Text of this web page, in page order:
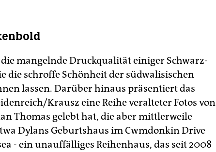
mangelnde Druckqualität einiger Schwarz-
die schroffe Schönheit der südwalisischen
lassen. Darüber hinaus präsentiert das
Krausz eine Reihe veralteter Fotos von
Thomas gelebt hat, die aber mittlerweile
Dylans Geburtshaus im Cwmdonkin Drive
- ein unauffälliges Reihenhaus, das seit 2008